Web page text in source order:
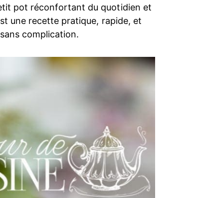
pot réconfortant du quotidien et
une recette pratique, rapide, et
complication.